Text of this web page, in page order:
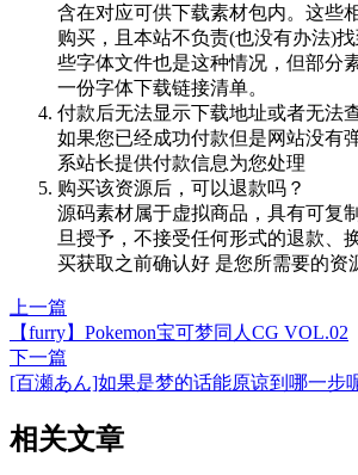
含在对应可供下载素材包内。这些
购买，且本站不负责(也没有办法)
些字体文件也是这种情况，但部分
一份字体下载链接清单。
付款后无法显示下载地址或者无法
如果您已经成功付款但是网站没有
系站长提供付款信息为您处理
购买该资源后，可以退款吗？
源码素材属于虚拟商品，具有可复
旦授予，不接受任何形式的退款、
买获取之前确认好 是您所需要的资
上一篇
【furry】Pokemon宝可梦同人CG VOL.02
下一篇
[百瀬あん]如果是梦的话能原谅到哪一步
相关文章